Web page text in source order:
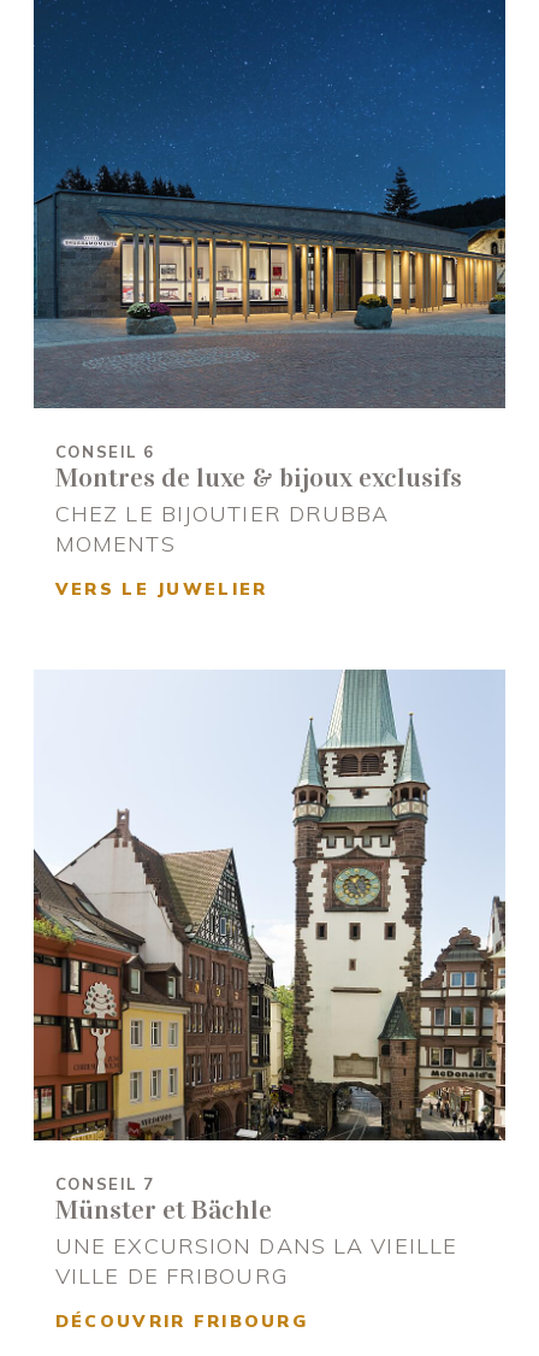
CONSEIL 6
Montres de luxe & bijoux exclusifs
CHEZ LE BIJOUTIER DRUBBA
MOMENTS
VERS LE JUWELIER
CONSEIL 7
Münster et Bächle
UNE EXCURSION DANS LA VIEILLE
VILLE DE FRIBOURG
DÉCOUVRIR FRIBOURG